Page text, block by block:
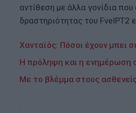
αντίθεση με άλλα γονίδια που
δραστηριότητας του FveIPT2
Χανταϊός: Πόσοι έχουν μπει
Η πρόληψη και η ενημέρωση
Με το βλέμμα στους ασθενείς